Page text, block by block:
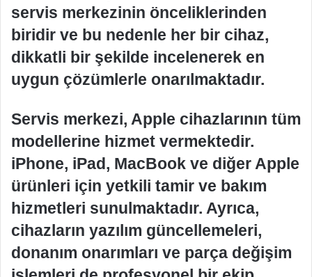
servis merkezinin önceliklerinden
biridir ve bu nedenle her bir cihaz,
dikkatli bir şekilde incelenerek en
uygun çözümlerle onarılmaktadır.
Servis merkezi, Apple cihazlarının tüm
modellerine hizmet vermektedir.
iPhone, iPad, MacBook ve diğer Apple
ürünleri için yetkili tamir ve bakım
hizmetleri sunulmaktadır. Ayrıca,
cihazların yazılım güncellemeleri,
donanım onarımları ve parça değişim